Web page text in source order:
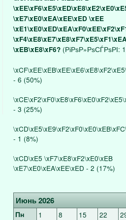
\xE7\xE0\xEA\xEE\xED \xEE
\xEB\xE8\xF6? (РіРѕР»РѕСЃРѕРІ:
- 6 (50%)
- 3 (25%)
- 1 (8%)
\xCD\xE5 \xF7\xE8\xF2\xE0\xEB
\xE7\xE0\xEA\xEE\xED - 2 (17%)
Июнь 2026
Пн 1 8 15 22